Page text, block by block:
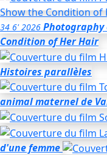
34 6' 2026 Photography
Condition of Her Hair
Histoires parallèles
animal maternelde
d'une femme